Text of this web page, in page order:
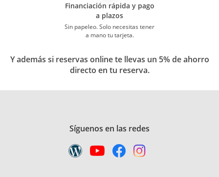
Financiación rápida y pago
a plazos
Sin papeleo. Solo necesitas tener
a mano tu tarjeta.
Y además si reservas online te llevas un 5% de ahorro
directo en tu reserva.
Síguenos en las redes